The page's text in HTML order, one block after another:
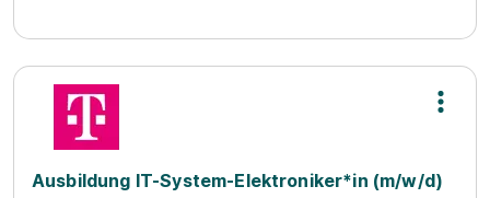
Ausbildung IT-System-Elektroniker*in (m/w/d)